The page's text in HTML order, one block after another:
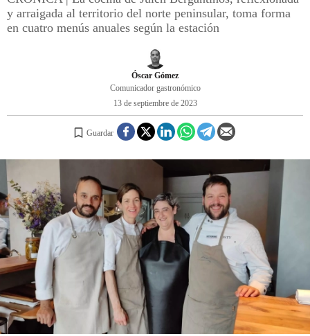
CUADERNO DE VIAJE
REGISTRO
INICIAR SESIÓN
y arraigada al territorio del norte peninsular, toma forma
en cuatro menús anuales según la estación
Óscar Gómez
Comunicador gastronómico
13 de septiembre de 2023
Guardar